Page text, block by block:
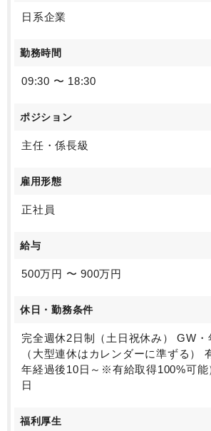
日系企業
勤務時間
09:30 〜 18:30
ポジション
主任・係長級
雇用形態
正社員
給与
500万円 〜 900万円
休日・勤務条件
完全週休2日制（土日祝休み） GW
（大型連休はカレンダーに準ずる）
年経過後10日～※有給取得100%可能
日
福利厚生